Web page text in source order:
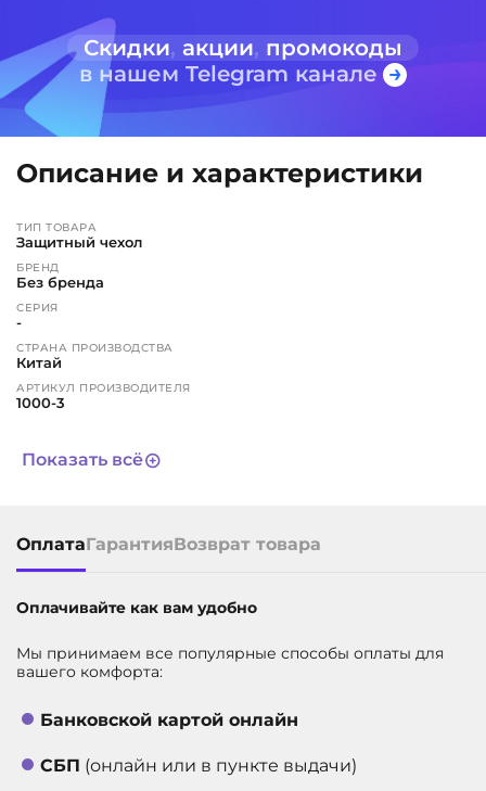
Скидки, акции, промокоды
в нашем Telegram канале
Описание и характеристики
ТИП ТОВАРА
Защитный чехол
БРЕНД
Без бренда
СЕРИЯ
-
СТРАНА ПРОИЗВОДСТВА
Китай
АРТИКУЛ ПРОИЗВОДИТЕЛЯ
1000-3
СРОК СЛУЖБЫ
Показать всё
ОплатаГарантияВозврат товара
Оплачивайте как вам удобно
Мы принимаем все популярные способы оплаты для
вашего комфорта:
Банковской картой онлайн
СБП (онлайн или в пункте выдачи)